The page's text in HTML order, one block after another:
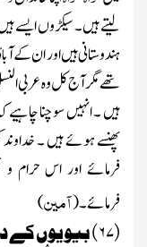
لیتے ہیں ۔ سیکڑوں
ہندوستانی ہیں اور ان کے
تھے مگر آج کل وہ عربی
ہیں ۔ انہیں سوچنا
پھنسے ہوئے ہیں ۔ خداوند
فرمائے اور اس حرام و
فرمائے۔(آمین)
(۶۷) بیویوں کے درمیان عدل نہ کرنا